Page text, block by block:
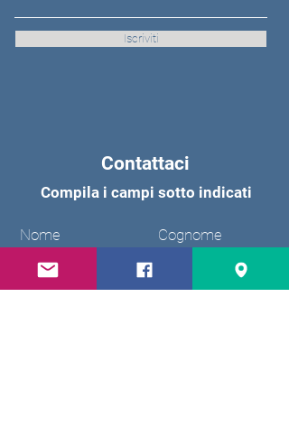
Iscriviti
Contattaci
Compila i campi sotto indicati
Nome Cognome